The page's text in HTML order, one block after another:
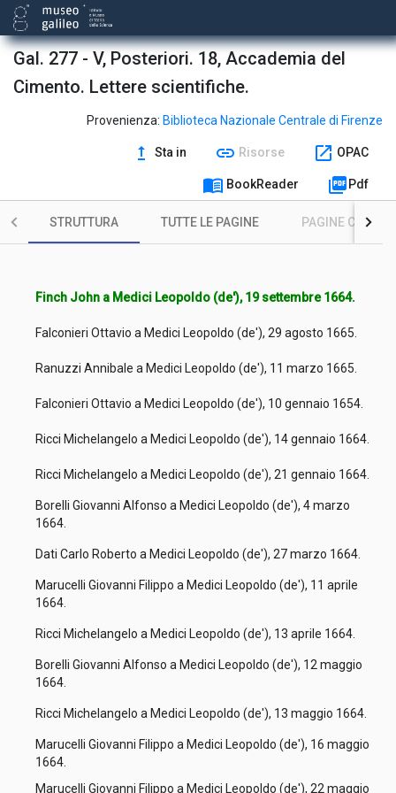
Gal. 277 - V, Posteriori. 18, Accademia del
Cimento. Lettere scientifiche.
Provenienza: Biblioteca Nazionale Centrale di Firenze
upgrade Sta in link Risorse open_in_new OPAC
menu_book BookReader picture_as_pdf Pdf
STRUTTURA TUTTE LE PAGINE PAGINE CON
Finch John a Medici Leopoldo (de'), 19 settembre 1664.
Falconieri Ottavio a Medici Leopoldo (de'), 29 agosto 1665.
Ranuzzi Annibale a Medici Leopoldo (de'), 11 marzo 1665.
Falconieri Ottavio a Medici Leopoldo (de'), 10 gennaio 1654.
Ricci Michelangelo a Medici Leopoldo (de'), 14 gennaio 1664.
Ricci Michelangelo a Medici Leopoldo (de'), 21 gennaio 1664.
Borelli Giovanni Alfonso a Medici Leopoldo (de'), 4 marzo
1664.
Dati Carlo Roberto a Medici Leopoldo (de'), 27 marzo 1664.
Marucelli Giovanni Filippo a Medici Leopoldo (de'), 11 aprile
1664.
Ricci Michelangelo a Medici Leopoldo (de'), 13 aprile 1664.
Borelli Giovanni Alfonso a Medici Leopoldo (de'), 12 maggio
1664.
Ricci Michelangelo a Medici Leopoldo (de'), 13 maggio 1664.
Marucelli Giovanni Filippo a Medici Leopoldo (de'), 16 maggio
1664.
Marucelli Giovanni Filippo a Medici Leopoldo (de'), 22 maggio